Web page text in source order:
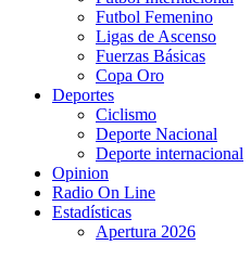
Futbol Femenino
Ligas de Ascenso
Fuerzas Básicas
Copa Oro
Deportes
Ciclismo
Deporte Nacional
Deporte internacional
Opinion
Radio On Line
Estadísticas
Apertura 2026